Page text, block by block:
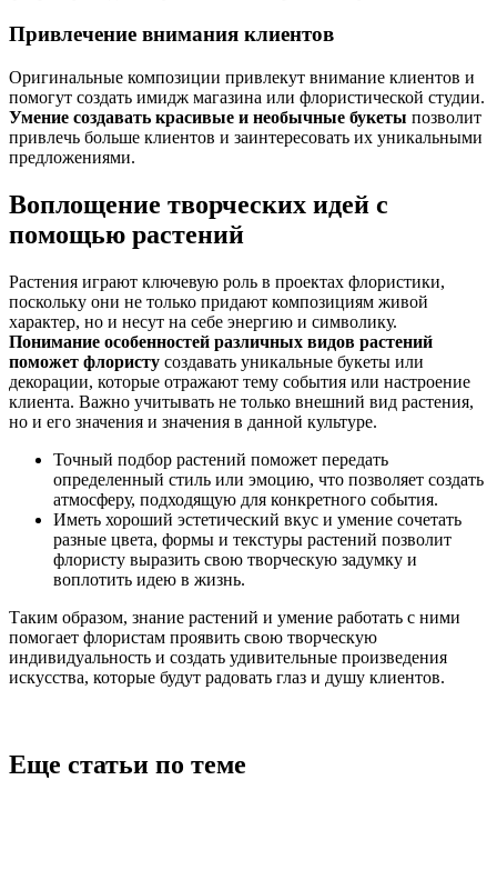
Привлечение внимания клиентов
Оригинальные композиции привлекут внимание клиентов и
помогут создать имидж магазина или флористической студии.
Умение создавать красивые и необычные букеты позволит
привлечь больше клиентов и заинтересовать их уникальными
предложениями.
Воплощение творческих идей с
помощью растений
Растения играют ключевую роль в проектах флористики,
поскольку они не только придают композициям живой
характер, но и несут на себе энергию и символику.
Понимание особенностей различных видов растений
поможет флористу создавать уникальные букеты или
декорации, которые отражают тему события или настроение
клиента. Важно учитывать не только внешний вид растения,
но и его значения и значения в данной культуре.
Точный подбор растений поможет передать
определенный стиль или эмоцию, что позволяет создать
атмосферу, подходящую для конкретного события.
Иметь хороший эстетический вкус и умение сочетать
разные цвета, формы и текстуры растений позволит
флористу выразить свою творческую задумку и
воплотить идею в жизнь.
Таким образом, знание растений и умение работать с ними
помогает флористам проявить свою творческую
индивидуальность и создать удивительные произведения
искусства, которые будут радовать глаз и душу клиентов.
Еще статьи по теме